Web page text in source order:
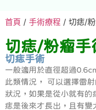
首頁 / 手術療程 / 切痣/
切痣/粉瘤手
切痣手術
一般適用於直徑超過
此類情況， 可以選擇雷
狀況，如果是從小就有的
痣是後來才長出，且有變